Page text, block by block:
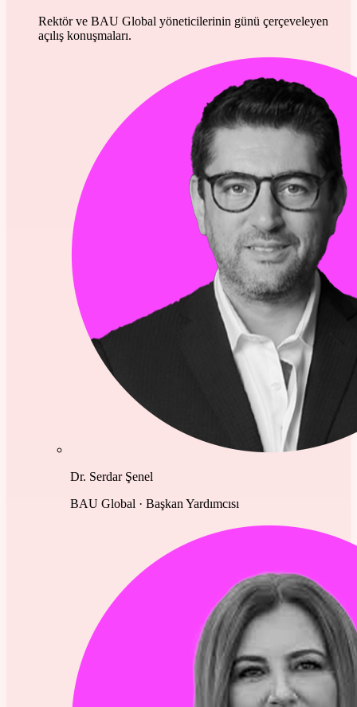
Rektör ve BAU Global yöneticilerinin günü çerçeveleyen
açılış konuşmaları.
Dr. Serdar Şenel
BAU Global · Başkan Yardımcısı